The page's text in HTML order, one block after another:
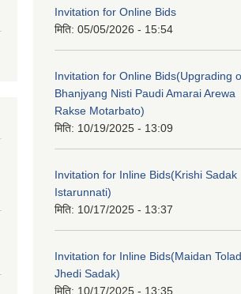
Invitation for Online Bids
मिति: 05/05/2026 - 15:54
Invitation for Online Bids(Upgrading
Bhanjyang Nisti Paudi Amarai Arewa
Rakse Motarbato)
मिति: 10/19/2025 - 13:09
Invitation for Inline Bids(Krishi Sadak
Istarunnati)
मिति: 10/17/2025 - 13:37
Invitation for Inline Bids(Maidan
Jhedi Sadak)
मिति: 10/17/2025 - 13:35